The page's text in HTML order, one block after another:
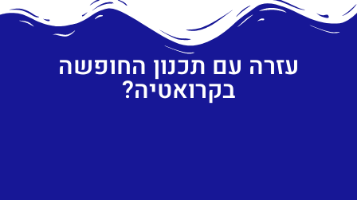
עזרה עם תכנון החופשה
בקרואטיה?